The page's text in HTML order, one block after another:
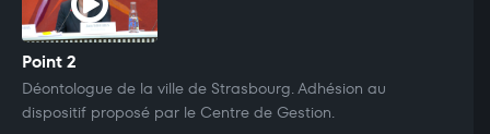
Point 2
Déontologue de la ville de Strasbourg. Adhésion au
dispositif proposé par le Centre de Gestion.